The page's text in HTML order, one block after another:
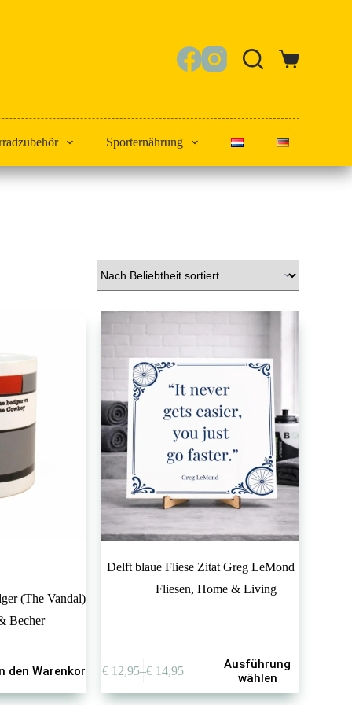
Warenkorb
Sporternährung
(The Vandal)
Becher
In den Warenkorb
Delft blaue Fliese Zitat Greg LeMond
Fliesen,Home & Living
€ 12,95–€ 14,95
Preisspanne:
€ 12,95
Ausführung
wählen
Produkt
mehrere